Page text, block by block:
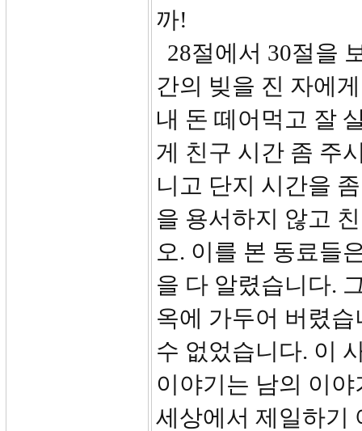
까!
28절에서 30절을
간의 빚을 진 자에
내 돈 떼어먹고 잘
게 친구 시간 좀 주
니고 단지 시간을
을 용서하지 않고
오. 이를 본 동료들
을 다 알렸습니다.
옥에 가두어 버렸
수 없었습니다. 이
이야기는 남의 이
세상에서 제일하기